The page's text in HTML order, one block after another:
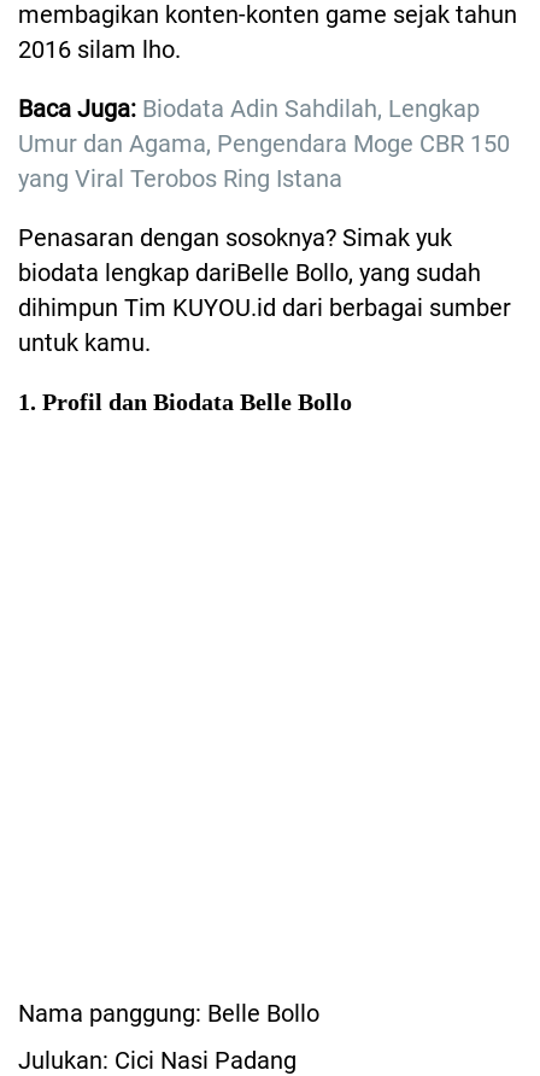
membagikan konten-konten game sejak tahun
2016 silam lho.
Baca Juga: Biodata Adin Sahdilah, Lengkap
Umur dan Agama, Pengendara Moge CBR 150
yang Viral Terobos Ring Istana
Penasaran dengan sosoknya? Simak yuk
biodata lengkap dariBelle Bollo, yang sudah
dihimpun Tim KUYOU.id dari berbagai sumber
untuk kamu.
1. Profil dan Biodata Belle Bollo
Nama panggung: Belle Bollo
Julukan: Cici Nasi Padang